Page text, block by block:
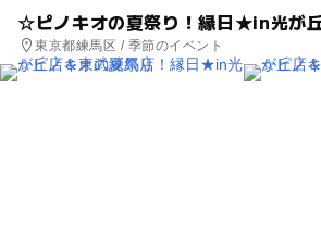
☆ピノキオの夏祭り！縁日★in光が
東京都練馬区 / 季節のイベント